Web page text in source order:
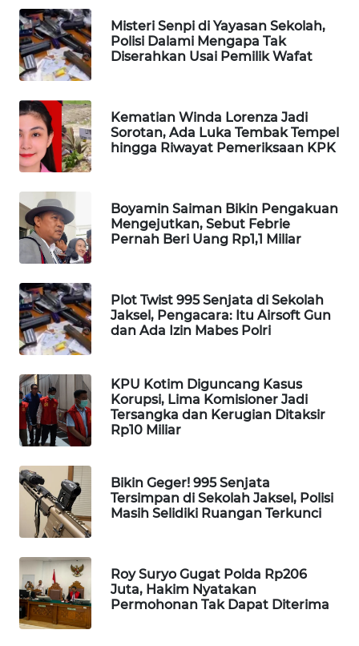
Misteri Senpi di Yayasan Sekolah,
Polisi Dalami Mengapa Tak
Diserahkan Usai Pemilik Wafat
Kematian Winda Lorenza Jadi
Sorotan, Ada Luka Tembak Tempel
hingga Riwayat Pemeriksaan KPK
Boyamin Saiman Bikin Pengakuan
Mengejutkan, Sebut Febrie
Pernah Beri Uang Rp1,1 Miliar
Plot Twist 995 Senjata di Sekolah
Jaksel, Pengacara: Itu Airsoft Gun
dan Ada Izin Mabes Polri
KPU Kotim Diguncang Kasus
Korupsi, Lima Komisioner Jadi
Tersangka dan Kerugian Ditaksir
Rp10 Miliar
Bikin Geger! 995 Senjata
Tersimpan di Sekolah Jaksel, Polisi
Masih Selidiki Ruangan Terkunci
Roy Suryo Gugat Polda Rp206
Juta, Hakim Nyatakan
Permohonan Tak Dapat Diterima
LABUANBAJO
WN
BORNEO
Wahana
Media
Group
NEWS
WAHANA
TANI
WAHANA
ADVOKAT
INFRASTRUKTUR
WAHANA
KONSUMEN
WAHANA
LISTRIK
WAHANA
TRAVEL
WAHANA
TV